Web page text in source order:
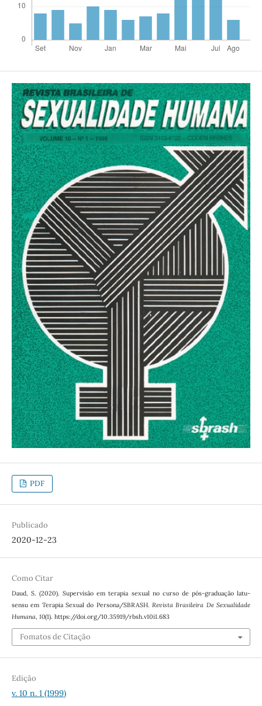
PDF
Publicado
2020-12-23
Como Citar
Daud, S. (2020). Supervisão em terapia sexual no curso de pós-graduação latu-
sensu em Terapia Sexual do Persona/SBRASH.Revista Brasileira De Sexualidade
Humana, 10(1). https://doi.org/10.35919/rbsh.v10i1.683
Fomatos de Citação
Edição
v. 10 n. 1 (1999)